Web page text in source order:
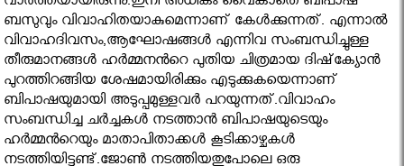
ബസുവും വിവാഹിതയാകുമെന്നാണ് കേള്‍ക്കുന്നത്. എന്നാല്‍
വിവാഹദിവസം,ആഘോഷങ്ങള്‍ എന്നിവ സംബന്ധിച്ചുള്ള
തീരുമാനങ്ങള്‍ ഹര്‍മ്മനൻറെ പുതിയ ചിത്രമായ ദിഷ്‌ക്യോന്‍
പുറത്തിറങ്ങിയ ശേഷമായിരിക്കും എടുക്കുകയെന്നാണ്
ബിപാഷയുമായി അടുപ്പമുള്ളവര്‍ പറയുന്നത്.വിവാഹം
സംബന്ധിച്ച ചര്‍ച്ചകള്‍ നടത്താന്‍ ബിപാഷയുടെയും
ഹര്‍മ്മൻറെയും മാതാപിതാക്കള്‍ കൂടിക്കാഴ്ചകള്‍